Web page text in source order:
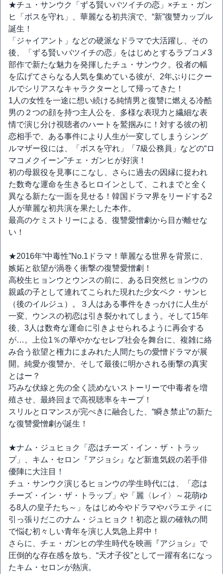
★チュ・サンウク「ずる賢いバツイチの恋」×チェ・ガン
ヒ「ボスを守れ」、華麗なる初共演で、“新”復讐カップル
誕生！
「ジャイアント」などの硬派なドラマで大活躍し、その
後、「ずる賢いバツイチの恋」をはじめとするラブコメ3
部作で新たな魅力を発揮したチュ・サンウク。役者の幅
を広げてさらなる人気を集めている彼が、2年ぶりにクー
ルでシリアスなキャラクターとして帰ってきた！
1人の女性を一途に想い続ける純情男と復讐に燃える冷酷
男の２つの顔を持つ主人公を、多様な表現力と繊細な表
情で演じ分け視聴者のハートを鷲掴みに！対する彼の初
恋相手で、ある事件により人生が一変してしまうシング
ルマザー役には、「ボスを守れ」「7級公務員」などの“ロ
マコメクイーン”チェ・ガンヒが好演！
初の母親役を見事にこなし、さらに過去の因縁に捉われ
た数奇な運命を生きるヒロインとして、これまでと全く
異なる新たな一面を見せる！韓国ドラマ界をリードする2
人が華麗な初共演を果たした本作。
最高のケミストリーによる、復讐愛憎劇から目が離せな
い！
★2016年“中毒性”No.1ドラマ！華麗なる世界を背景に、
嫉妬と欲望が渦巻く衝撃の復讐愛憎劇！
高校生ヒョンウとウンスの前に、ある日突然ヒョンウの
親戚の子として連れてこられた現れた少女ペク・サンヒ
（後のイルジュ）。３人はある事件をきっかけに人生が
一変、ウンスの初恋は引き裂かれてしまう。そして15年
後、3人は数奇な運命に引きよせられるように再会する
が…。上位1％の華やかなセレブ社会を舞台に、複雑に絡
み合う欲望と権力にまみれた人間たちの愛憎ドラマが展
開。純愛か復讐か、そして最後に明かされる衝撃の真実
とはー？
巧みな伏線と先の全く読めないストーリーで中毒者を増
殖させ、最終回まで高視聴率をキープ！
スリルとロマンスが完ぺきに融合した、“瞬き禁止”の新た
な復讐愛憎劇が誕生！
★ナム・ジュヒョク「恋はチーズ・イン・ザ・トラッ
プ」、キム・セロン『アジョシ』など新進気鋭の若手俳
優陣に大注目！
チュ・サンウク演じるヒョンウの学生時代には、「恋は
チーズ・イン・ザ・トラップ」や「麗〈レイ〉～花萌ゆ
る8人の皇子たち～」をはじめ今やドラマやバラエティに
引っ張りだこのナム・ジュヒョク！初恋と親の確執の間
で悩む初々しい青年を演じ人気急上昇中！
さらに、チェ・ガンヒの学生時代を映画『アジョシ』で
圧倒的な存在感を放ち、“天才子役”として一躍有名になっ
たキム・セロンが熱演。